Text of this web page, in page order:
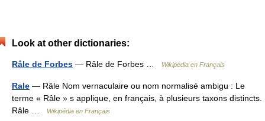
Look at other dictionaries:
Râle de Forbes — Râle de Forbes … Wikipédia en Français
Rale — Râle Nom vernaculaire ou nom normalisé ambigu : Le
terme « Râle » s applique, en français, à plusieurs taxons distincts.
Râle …
Wikipédia en Français